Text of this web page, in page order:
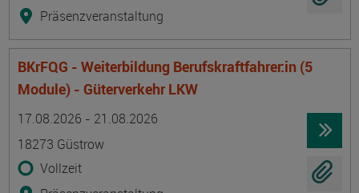
Präsenzveranstaltung
BKrFQG - Weiterbildung Berufskraftfahrer:in (5
Module) - Güterverkehr LKW
17.08.2026 - 21.08.2026
18273 Güstrow
Vollzeit